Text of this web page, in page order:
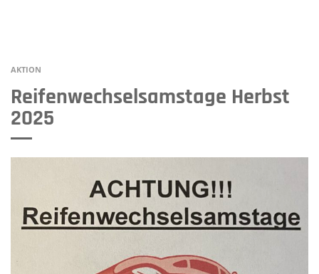
AKTION
Reifenwechselsamstage Herbst
2025